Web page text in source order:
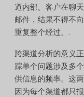
道内部。客户在聊
邮件，结果不得不
重复整个经过。.
跨渠道分析的意义
踪单个问题涉及多
供信息的频率。这
因为每个渠道都只